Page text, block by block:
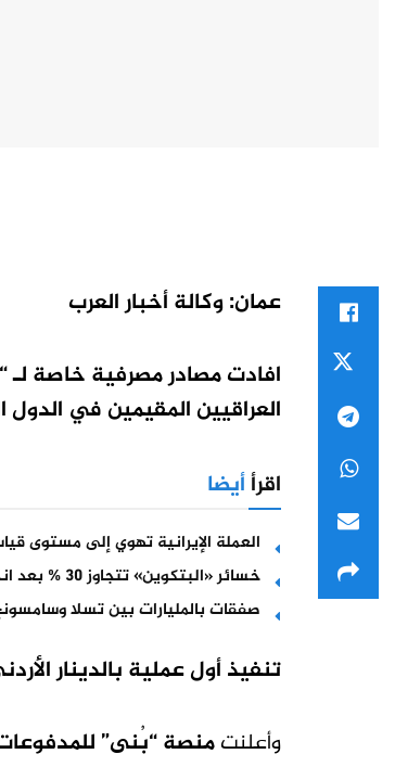
عمان: وكالة أخبار العرب
افادت مصادر مصرفية خاصة لـ
العراقيين المقيمين في
اقرأأيضا
العملة الإيرانية تهوي إلى مستوى
خسائر «البتكوين» تتجاوز 30 % بعد انخفاص السعر إلى ما دون 93714 دولار
صفقات بالمليارات بين تسلا
تنفيذ أول عملية بالدينار
وأعلنتمنصة “بُنى”